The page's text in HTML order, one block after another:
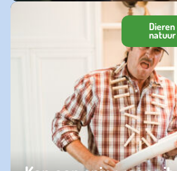
dinsdag 14 juli 2026
Dieren
natuur